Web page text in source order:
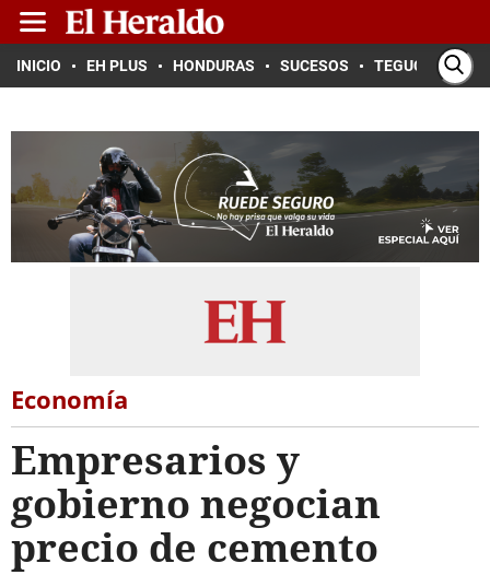
INICIO EH PLUS HONDURAS SUCESOS TEGUCIGALPA
Economía
Empresarios y
gobierno negocian
precio de cemento